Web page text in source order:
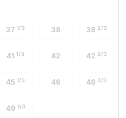
37 1/3 38 38 2/3
41 1/3 42 42 2/3
45 1/3 46 46 2/3
49 1/3